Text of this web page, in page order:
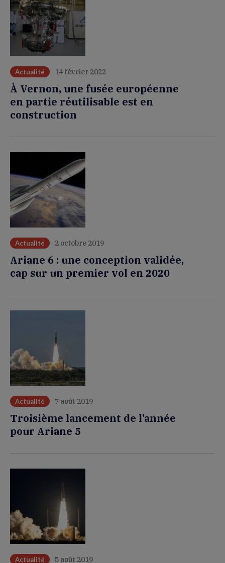
Actualité 14 février 2022
À Vernon, une fusée européenne
en partie réutilisable est en
construction
Actualité 2 octobre 2019
Ariane 6 : une conception validée,
cap sur un premier vol en 2020
Actualité 7 août 2019
Troisième lancement de l’année
pour Ariane 5
Actualité 5 août 2019